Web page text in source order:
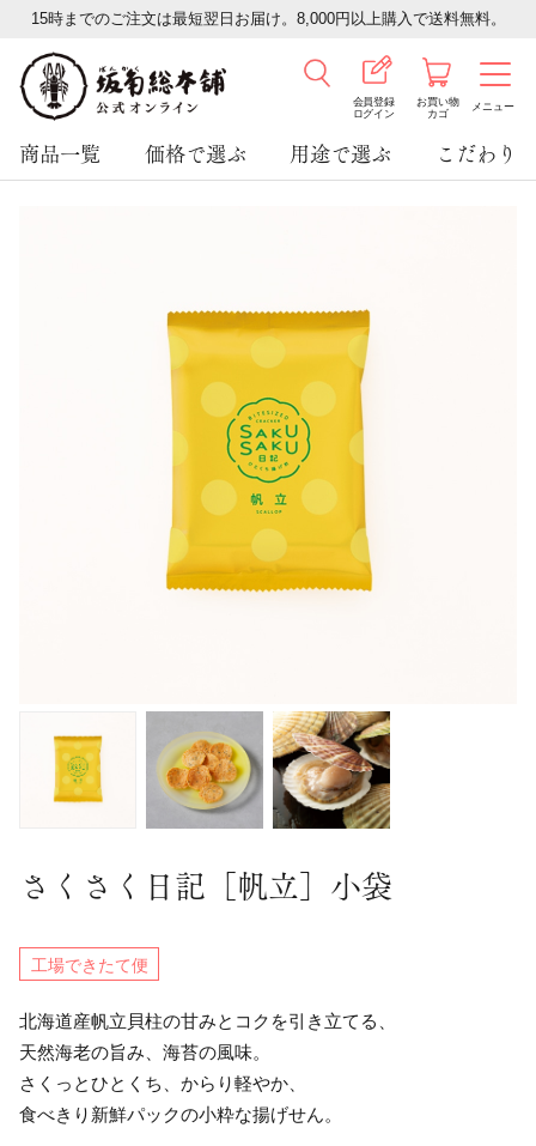
15時までのご注文は最短翌日お届け。8,000円以上購入で送料無料。
会員登録
ログイン
お買い物
カゴ
メニュー
商品一覧 価格で選ぶ 用途で選ぶ こだわり
さくさく日記［帆立］小袋
工場できたて便
北海道産帆立貝柱の甘みとコクを引き立てる、
天然海老の旨み、海苔の風味。
さくっとひとくち、からり軽やか、
食べきり新鮮パックの小粋な揚げせん。